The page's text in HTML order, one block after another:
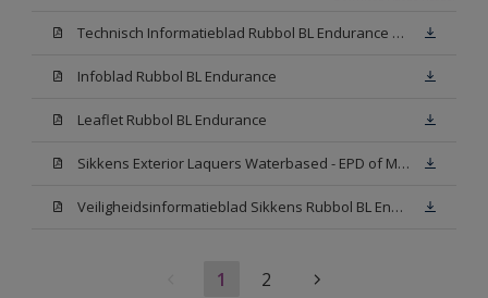
Technisch Informatieblad Rubbol BL Endurance HG (PDF)
Infoblad Rubbol BL Endurance
Leaflet Rubbol BL Endurance
Sikkens Exterior Laquers Waterbased - EPD of Milieuproductverklaring
Veiligheidsinformatieblad Sikkens Rubbol BL Endurance High Gloss N00 (MSDS)
1 2